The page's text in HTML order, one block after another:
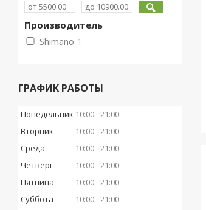
Производитель
Shimano 1
ГРАФИК РАБОТЫ
Понедельник 10:00 21:00
Вторник
10:00 21:00
Среда
10:00 21:00
Четверг
10:00 21:00
Пятница
10:00 21:00
Суббота
10:00 21:00